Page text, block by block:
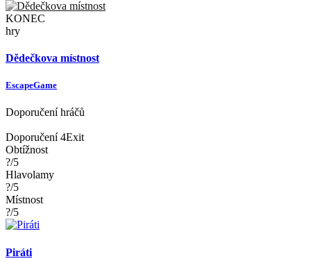
KONEC
hry
Dědečkova místnost
EscapeGame
Doporučení hráčů
Doporučení 4Exit
Obtížnost
?/5
Hlavolamy
?/5
Místnost
?/5
Piráti